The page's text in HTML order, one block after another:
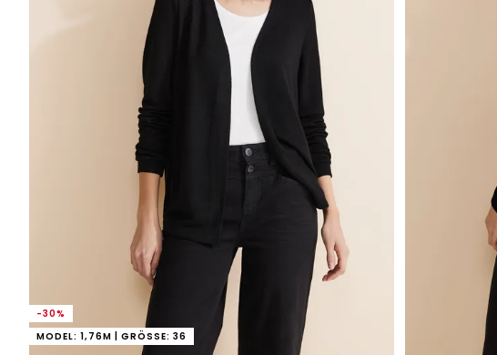
-30%
MODEL: 1,76M | GRÖSSE: 36